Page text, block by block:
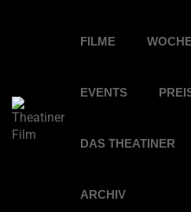
FILME
EVENTS
DAS THEATINER
ARCHIV